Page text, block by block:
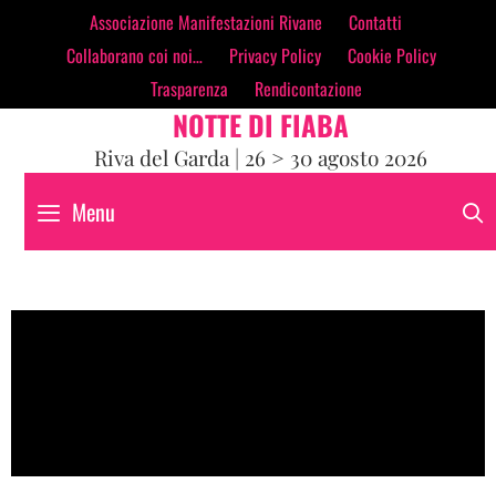
contenutoAssociazione Manifestazioni Rivane
Contatti
Collaborano coi noi…
Privacy Policy
Cookie Policy
Trasparenza
Rendicontazione
NOTTE DI FIABA
Riva del Garda | 26 > 30 agosto 2026
Menu